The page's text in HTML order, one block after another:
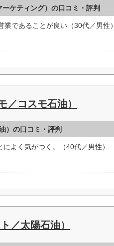
ケティング）の口コミ・評判
業であることが良い（30代／男性）
／コスモ石油）
）の口コミ・評判
よく気がつく。（40代／男性）
／太陽石油）